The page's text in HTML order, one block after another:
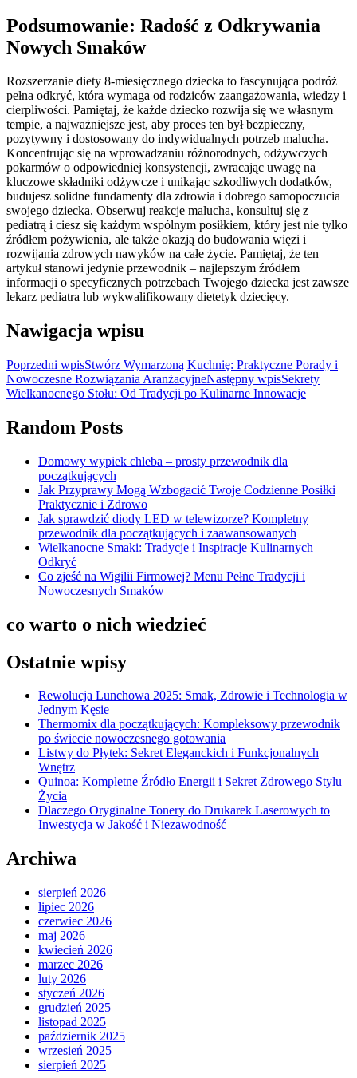
Podsumowanie: Radość z Odkrywania
Nowych Smaków
Rozszerzanie diety 8-miesięcznego dziecka to fascynująca podróż
pełna odkryć, która wymaga od rodziców zaangażowania, wiedzy i
cierpliwości. Pamiętaj, że każde dziecko rozwija się we własnym
tempie, a najważniejsze jest, aby proces ten był bezpieczny,
pozytywny i dostosowany do indywidualnych potrzeb malucha.
Koncentrując się na wprowadzaniu różnorodnych, odżywczych
pokarmów o odpowiedniej konsystencji, zwracając uwagę na
kluczowe składniki odżywcze i unikając szkodliwych dodatków,
budujesz solidne fundamenty dla zdrowia i dobrego samopoczucia
swojego dziecka. Obserwuj reakcje malucha, konsultuj się z
pediatrą i ciesz się każdym wspólnym posiłkiem, który jest nie tylko
źródłem pożywienia, ale także okazją do budowania więzi i
rozwijania zdrowych nawyków na całe życie. Pamiętaj, że ten
artykuł stanowi jedynie przewodnik – najlepszym źródłem
informacji o specyficznych potrzebach Twojego dziecka jest zawsze
lekarz pediatra lub wykwalifikowany dietetyk dziecięcy.
Nawigacja wpisu
Poprzedni wpisStwórz Wymarzoną Kuchnię: Praktyczne Porady i
Nowoczesne Rozwiązania AranżacyjneNastępny wpisSekrety
Wielkanocnego Stołu: Od Tradycji po Kulinarne Innowacje
Random Posts
Domowy wypiek chleba – prosty przewodnik dla
początkujących
Jak Przyprawy Mogą Wzbogacić Twoje Codzienne Posiłki
Praktycznie i Zdrowo
Jak sprawdzić diody LED w telewizorze? Kompletny
przewodnik dla początkujących i zaawansowanych
Wielkanocne Smaki: Tradycje i Inspiracje Kulinarnych
Odkryć
Co zjeść na Wigilii Firmowej? Menu Pełne Tradycji i
Nowoczesnych Smaków
co warto o nich wiedzieć
Ostatnie wpisy
Rewolucja Lunchowa 2025: Smak, Zdrowie i Technologia w
Jednym Kęsie
Thermomix dla początkujących: Kompleksowy przewodnik
po świecie nowoczesnego gotowania
Listwy do Płytek: Sekret Eleganckich i Funkcjonalnych
Wnętrz
Quinoa: Kompletne Źródło Energii i Sekret Zdrowego Stylu
Życia
Dlaczego Oryginalne Tonery do Drukarek Laserowych to
Inwestycja w Jakość i Niezawodność
Archiwa
sierpień 2026
lipiec 2026
czerwiec 2026
maj 2026
kwiecień 2026
marzec 2026
luty 2026
styczeń 2026
grudzień 2025
listopad 2025
październik 2025
wrzesień 2025
sierpień 2025